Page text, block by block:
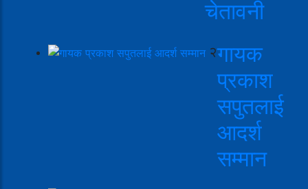
चेतावनी
२गायक
प्रकाश
सपुतलाई
आदर्श
सम्मान